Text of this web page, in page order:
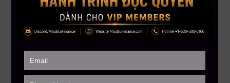
FOUNDER & CEO MAU BUI FINANCE
Với kinh nghiệm chinh chiến gần 12 năm Trading Crypto và 8 năm Trading
Stock USA. CEO Mau Bui sở hữu số lượng học viên trên toàn cầu lên đến